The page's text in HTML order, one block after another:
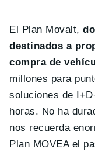
El Plan Movalt,
destinados a
compra de
millones para
soluciones de
horas. No ha
nos recuerda
Plan MOVEA el